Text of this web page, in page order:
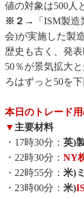
値の対象は500人
※２→
「ISM製
会)が実施した製
歴史も古く、発
50％が景気拡大
ろはずっと50を
本日のトレード
▼主要材料
・17時30分： 英)
・22時30分： NY
・22時55分： 米)
・23時00分： 米)